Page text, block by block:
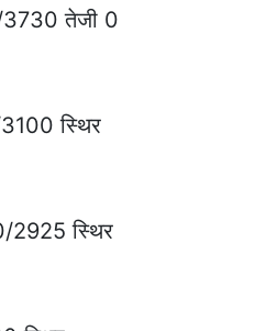
3730 तेजी 0
स्थिर
2925 स्थिर